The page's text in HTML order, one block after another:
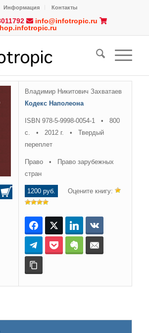
Информация Контакты
info@infotropic.ru
Владимир Никитович Захватаев
Кодекс Наполеона
ISBN 978-5-9998-0054-1 • 800
с. • 2012 г. • Твердый
переплет
Право • Право зарубежных
стран
1200 руб. Оцените книгу:
FacebookTwitter LinkedIn
TelegramPocket Evernote